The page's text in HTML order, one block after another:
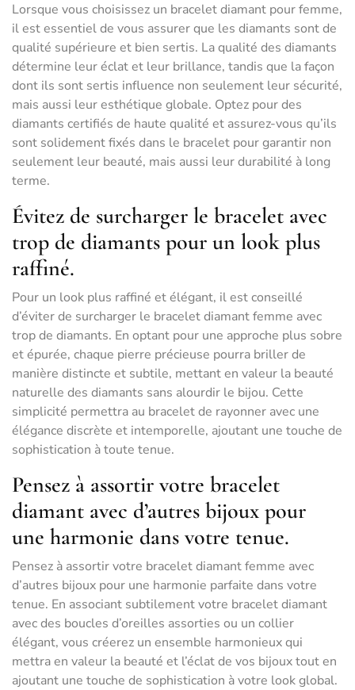
Lorsque vous choisissez un bracelet diamant pour femme,
il est essentiel de vous assurer que les diamants sont de
qualité supérieure et bien sertis. La qualité des diamants
détermine leur éclat et leur brillance, tandis que la façon
dont ils sont sertis influence non seulement leur sécurité,
mais aussi leur esthétique globale. Optez pour des
diamants certifiés de haute qualité et assurez-vous qu’ils
sont solidement fixés dans le bracelet pour garantir non
seulement leur beauté, mais aussi leur durabilité à long
terme.
Évitez de surcharger le bracelet avec
trop de diamants pour un look plus
raffiné.
Pour un look plus raffiné et élégant, il est conseillé
d’éviter de surcharger le bracelet diamant femme avec
trop de diamants. En optant pour une approche plus sobre
et épurée, chaque pierre précieuse pourra briller de
manière distincte et subtile, mettant en valeur la beauté
naturelle des diamants sans alourdir le bijou. Cette
simplicité permettra au bracelet de rayonner avec une
élégance discrète et intemporelle, ajoutant une touche de
sophistication à toute tenue.
Pensez à assortir votre bracelet
diamant avec d’autres bijoux pour
une harmonie dans votre tenue.
Pensez à assortir votre bracelet diamant femme avec
d’autres bijoux pour une harmonie parfaite dans votre
tenue. En associant subtilement votre bracelet diamant
avec des boucles d’oreilles assorties ou un collier
élégant, vous créerez un ensemble harmonieux qui
mettra en valeur la beauté et l’éclat de vos bijoux tout en
ajoutant une touche de sophistication à votre look global.